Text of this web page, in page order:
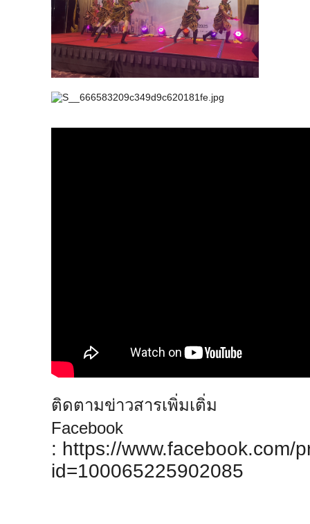
ติดตามข่าวสารเพิ่มเติ่ม
Facebook
: https://www.facebook.com/
id=100065225902085